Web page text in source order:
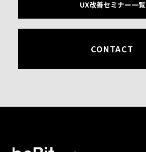
UX改善セミナー一覧
CONTACT